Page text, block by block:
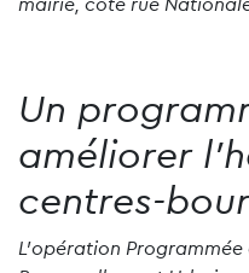
mairie, côté rue
Un
améliorer
centres-
L’opération